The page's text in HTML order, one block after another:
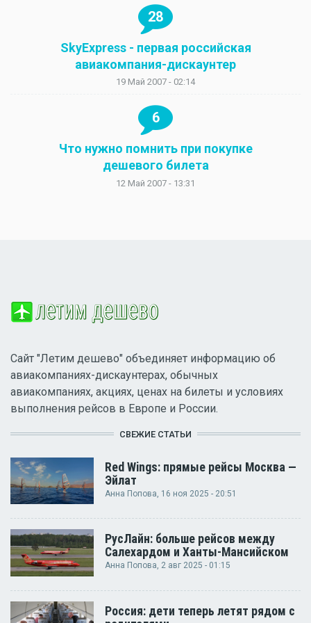
28
SkyExpress - первая российская
авиакомпания-дискаунтер
19 Май 2007 - 02:14
6
Что нужно помнить при покупке
дешевого билета
12 Май 2007 - 13:31
Сайт "Летим дешево" объединяет информацию об
авиакомпаниях-дискаунтерах, обычных
авиакомпаниях, акциях, ценах на билеты и условиях
выполнения рейсов в Европе и России.
СВЕЖИЕ СТАТЬИ
Red Wings: прямые рейсы Москва —
Эйлат
Анна Попова , 16 ноя 2025 - 20:51
РусЛайн: больше рейсов между
Салехардом и Ханты-Мансийском
Анна Попова, 2 авг 2025 - 01:15
Россия: дети теперь летят рядом с